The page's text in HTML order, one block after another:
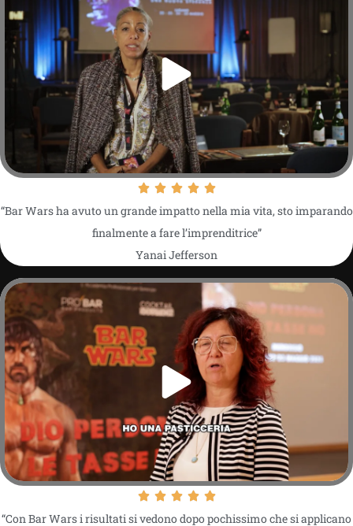
“Bar Wars ha avuto un grande impatto nella mia vita, sto imparando
finalmente a fare l’imprenditrice”
Yanai Jefferson
“Con Bar Wars i risultati si vedono dopo pochissimo che si applicano